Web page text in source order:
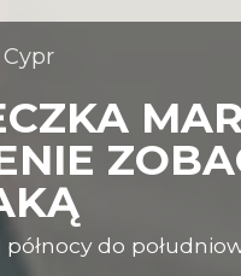
Cypr
północy do